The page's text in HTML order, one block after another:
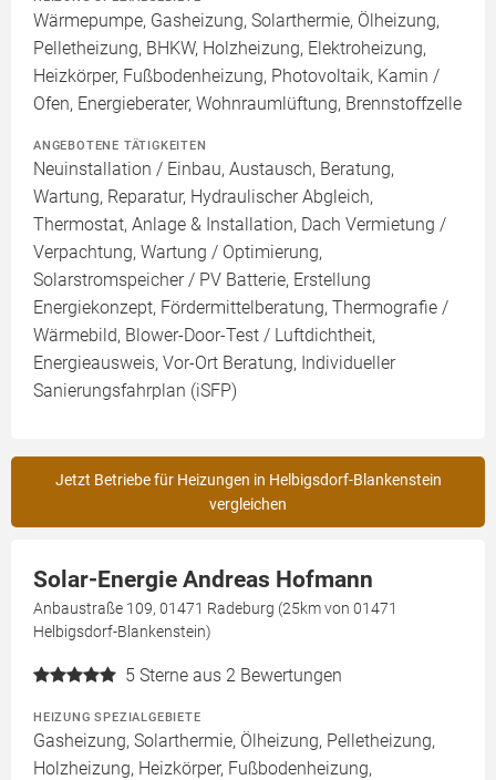
Wärmepumpe, Gasheizung, Solarthermie, Ölheizung,
Pelletheizung, BHKW, Holzheizung, Elektroheizung,
Heizkörper, Fußbodenheizung, Photovoltaik, Kamin /
Ofen, Energieberater, Wohnraumlüftung, Brennstoffzelle
ANGEBOTENE TÄTIGKEITEN
Neuinstallation / Einbau, Austausch, Beratung,
Wartung, Reparatur, Hydraulischer Abgleich,
Thermostat, Anlage & Installation, Dach Vermietung /
Verpachtung, Wartung / Optimierung,
Solarstromspeicher / PV Batterie, Erstellung
Energiekonzept, Fördermittelberatung, Thermografie /
Wärmebild, Blower-Door-Test / Luftdichtheit,
Energieausweis, Vor-Ort Beratung, Individueller
Sanierungsfahrplan (iSFP)
Jetzt Betriebe für Heizungen in Helbigsdorf-Blankenstein
vergleichen
Solar-Energie Andreas Hofmann
Anbaustraße 109, 01471 Radeburg (25km von 01471
Helbigsdorf-Blankenstein)
5 Sterne aus 2 Bewertungen
HEIZUNG SPEZIALGEBIETE
Gasheizung, Solarthermie, Ölheizung, Pelletheizung,
Holzheizung, Heizkörper, Fußbodenheizung,